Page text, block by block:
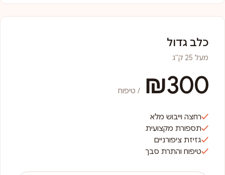
כלב גדול
מעל 25 ק"ג
₪300 / טיפוח
רחצה וייבוש מלא
תספורת מקצועית
גזיזת ציפורניים
טיפוח והתרת סבך